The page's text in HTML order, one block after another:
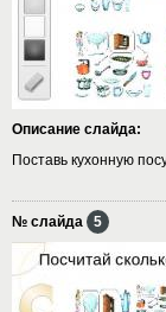
Описание слайда:
Поставь кухонную
№ слайда 5